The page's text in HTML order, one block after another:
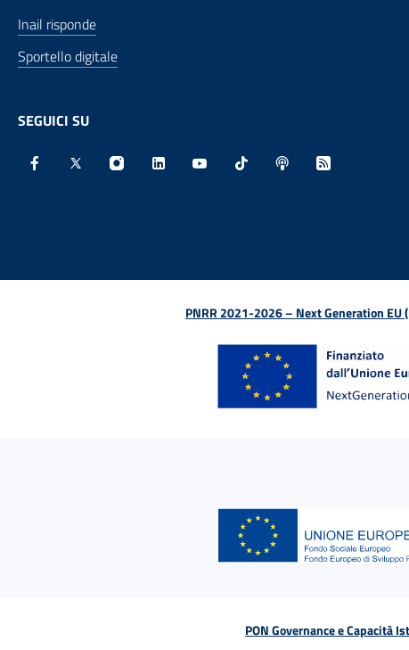
Inail risponde
Sportello digitale
SEGUICI SU
PNRR 2021-2026 – Next Generation
PON Governance e Capacità